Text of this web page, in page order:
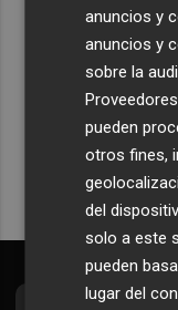
Recibe
Plaza
anuncios y
anuncios y
sobre la
pueden
otros fines,
del
solo a este
pueden
lugar del